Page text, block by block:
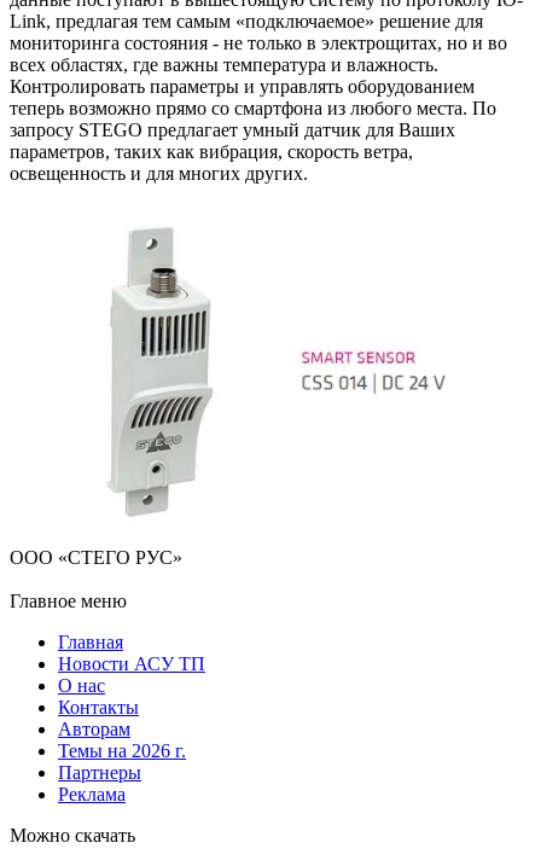
Link, предлагая тем самым «подключаемое» решение для
мониторинга состояния - не только в электрощитах, но и во
всех областях, где важны температура и влажность.
Контролировать параметры и управлять оборудованием
теперь возможно прямо со смартфона из любого места. По
запросу STEGO предлагает умный датчик для Ваших
параметров, таких как вибрация, скорость ветра,
освещенность и для многих других.
ООО «СТЕГО РУС»
Главное меню
Главная
Новости АСУ ТП
О нас
Контакты
Авторам
Темы на 2026 г.
Партнеры
Реклама
Можно скачать